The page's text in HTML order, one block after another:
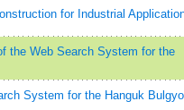
for Industrial
the Web Search System for the
System for the Hanguk Bulgyo